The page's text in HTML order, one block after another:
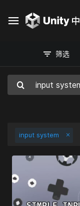
筛选
input system